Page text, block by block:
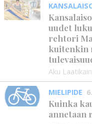
uudet
rehtori
kuitenkin
Aku
MIELIPIDE
Kuinka
annetaan